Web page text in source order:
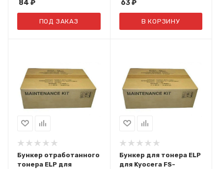
84 ₽
ПОД ЗАКАЗ
63 ₽
В КОРЗИНУ
Бункер отработанного
тонера ELP для
Бункер для тонера ELP
для Kyocera FS-